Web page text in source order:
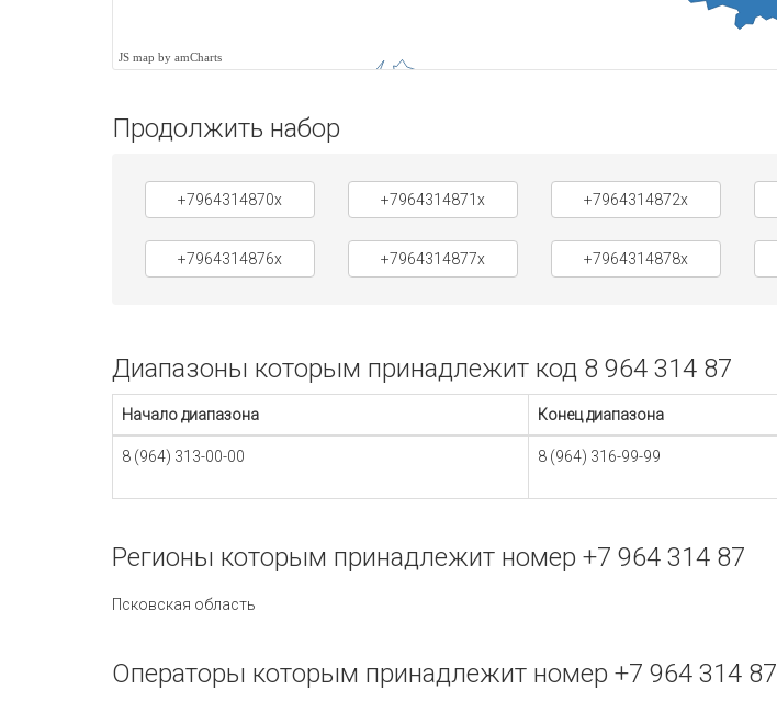
JS map by amCharts
Продолжить набор
+7964314870x +7964314871x +7964314872x
+7964314876x +7964314877x +7964314878x
Диапазоны которым принадлежит код 8 964 314 87
Начало диапазона Конец диапазона
8 (964) 313-00-00 8 (964) 316-99-99
Регионы которым принадлежит номер +7 964 314 87
Псковская область
Операторы которым принадлежит номер +7 964 314 87